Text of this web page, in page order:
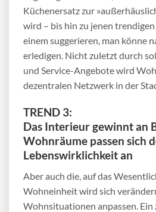
Küchenersatz zur
wird – bis hin zu jenen
einem suggerieren, man könne
erledigen. Nicht zuletzt durch
und Service-Angebote wird
dezentralen Netzwerk in der
TREND 3:
Das Interieur gewinnt an
Wohnräume passen sich
Lebenswirklichkeit an
Aber auch die, auf das
Wohneinheit wird sich
Wohnsituationen anpassen. Ein